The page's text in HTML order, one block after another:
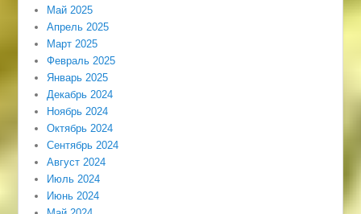
Май 2025
Апрель 2025
Март 2025
Февраль 2025
Январь 2025
Декабрь 2024
Ноябрь 2024
Октябрь 2024
Сентябрь 2024
Август 2024
Июль 2024
Июнь 2024